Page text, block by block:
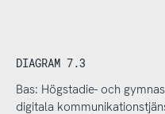
DIAGRAM 7.3
Bas: Högstadie- och
digitala